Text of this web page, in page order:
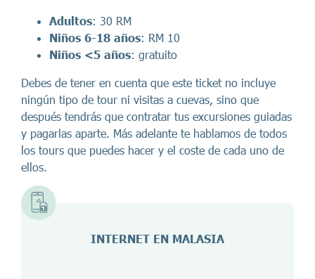
Adultos: 30 RM
Niños 6-18 años: RM 10
Niños <5 años: gratuito
Debes de tener en cuenta que este ticket no incluye
ningún tipo de tour ni visitas a cuevas, sino que
después tendrás que contratar tus excursiones guiadas
y pagarlas aparte. Más adelante te hablamos de todos
los tours que puedes hacer y el coste de cada uno de
ellos.
INTERNET EN MALASIA